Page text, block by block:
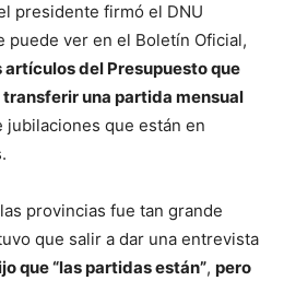
presidente firmó el DNU
puede ver en el Boletín Oficial,
del Presupuesto que
transferir una partida mensual
jubilaciones que están en
provincias fue tan grande
que salir a dar una entrevista
que “las partidas están”, pero